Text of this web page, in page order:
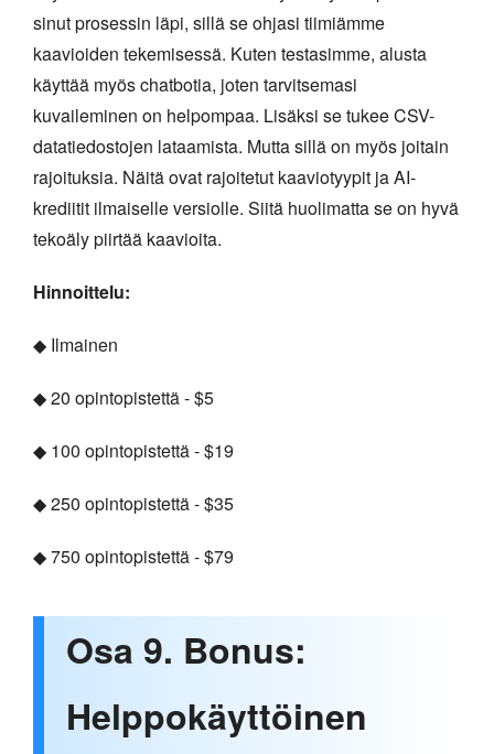
sinut prosessin läpi, sillä se ohjasi tiimiämme
kaavioiden tekemisessä. Kuten testasimme, alusta
käyttää myös chatbotia, joten tarvitsemasi
kuvaileminen on helpompaa. Lisäksi se tukee CSV-
datatiedostojen lataamista. Mutta sillä on myös joitain
rajoituksia. Näitä ovat rajoitetut kaaviotyypit ja AI-
krediitit ilmaiselle versiolle. Siitä huolimatta se on hyvä
tekoäly piirtää kaavioita.
Hinnoittelu:
◆ Ilmainen
◆ 20 opintopistettä - $5
◆ 100 opintopistettä - $19
◆ 250 opintopistettä - $35
◆ 750 opintopistettä - $79
Osa 9. Bonus:
Helppokäyttöinen